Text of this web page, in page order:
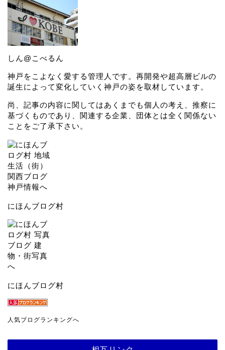
しん@こべるん
神戸をこよなく愛する管理人です。再開発や超高層ビルの
誕生によって変化していく神戸の姿を取材しています。
尚、記事の内容に関してはあくまでも個人の考え、推察に
基づくものであり、関連する企業、団体とは全く関係ない
ことをご了承下さい。
にほんブログ村
にほんブログ村
人気ブログランキングへ